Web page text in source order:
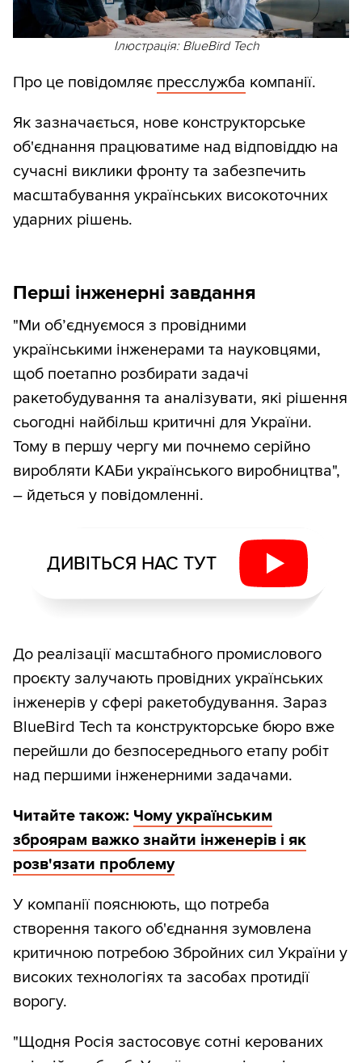
Ілюстрація: BlueBird Tech
Про це повідомляє пресслужба компанії.
Як зазначається, нове конструкторське
об'єднання працюватиме над відповіддю на
сучасні виклики фронту та забезпечить
масштабування українських високоточних
ударних рішень.
Перші інженерні завдання
"Ми об’єднуємося з провідними
українськими інженерами та науковцями,
щоб поетапно розбирати задачі
ракетобудування та аналізувати, які рішення
сьогодні найбільш критичні для України.
Тому в першу чергу ми почнемо серійно
виробляти КАБи українського виробництва",
– йдеться у повідомленні.
ДИВІТЬСЯ НАС ТУТ
До реалізації масштабного промислового
проєкту залучають провідних українських
інженерів у сфері ракетобудування. Зараз
BlueBird Tech та конструкторське бюро вже
перейшли до безпосереднього етапу робіт
над першими інженерними задачами.
Читайте також: Чому українським
зброярам важко знайти інженерів і як
розв'язати проблему
У компанії пояснюють, що потреба
створення такого об'єднання зумовлена
критичною потребою Збройних сил України у
високих технологіях та засобах протидії
ворогу.
"Щодня Росія застосовує сотні керованих